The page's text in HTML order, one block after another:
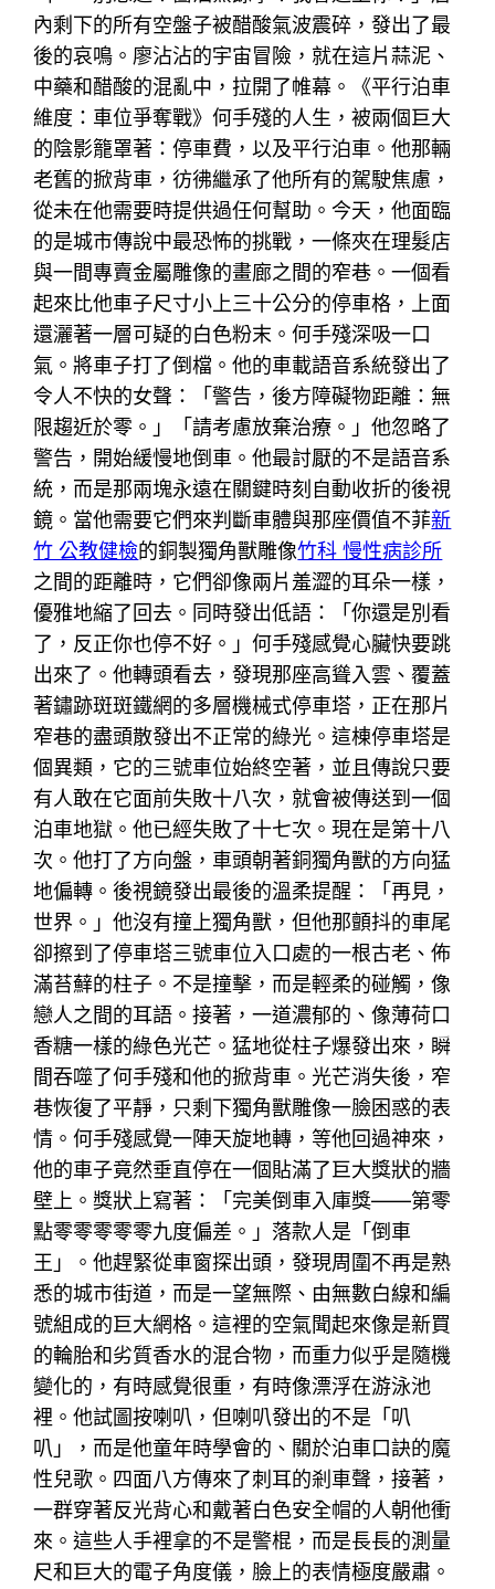
內剩下的所有空盤子被醋酸氣波震碎，發出了最
後的哀鳴。廖沾沾的宇宙冒險，就在這片蒜泥、
中藥和醋酸的混亂中，拉開了帷幕。《平行泊車
維度：車位爭奪戰》何手殘的人生，被兩個巨大
的陰影籠罩著：停車費，以及平行泊車。他那輛
老舊的掀背車，彷彿繼承了他所有的駕駛焦慮，
從未在他需要時提供過任何幫助。今天，他面臨
的是城市傳說中最恐怖的挑戰，一條夾在理髮店
與一間專賣金屬雕像的畫廊之間的窄巷。一個看
起來比他車子尺寸小上三十公分的停車格，上面
還灑著一層可疑的白色粉末。何手殘深吸一口
氣。將車子打了倒檔。他的車載語音系統發出了
令人不快的女聲：「警告，後方障礙物距離：無
限趨近於零。」「請考慮放棄治療。」他忽略了
警告，開始緩慢地倒車。他最討厭的不是語音系
統，而是那兩塊永遠在關鍵時刻自動收折的後視
鏡。當他需要它們來判斷車體與那座價值不菲新
竹 公教健檢的銅製獨角獸雕像竹科 慢性病診所
之間的距離時，它們卻像兩片羞澀的耳朵一樣，
優雅地縮了回去。同時發出低語：「你還是別看
了，反正你也停不好。」何手殘感覺心臟快要跳
出來了。他轉頭看去，發現那座高聳入雲、覆蓋
著鏽跡斑斑鐵網的多層機械式停車塔，正在那片
窄巷的盡頭散發出不正常的綠光。這棟停車塔是
個異類，它的三號車位始終空著，並且傳說只要
有人敢在它面前失敗十八次，就會被傳送到一個
泊車地獄。他已經失敗了十七次。現在是第十八
次。他打了方向盤，車頭朝著銅獨角獸的方向猛
地偏轉。後視鏡發出最後的溫柔提醒：「再見，
世界。」他沒有撞上獨角獸，但他那顫抖的車尾
卻擦到了停車塔三號車位入口處的一根古老、佈
滿苔蘚的柱子。不是撞擊，而是輕柔的碰觸，像
戀人之間的耳語。接著，一道濃郁的、像薄荷口
香糖一樣的綠色光芒。猛地從柱子爆發出來，瞬
間吞噬了何手殘和他的掀背車。光芒消失後，窄
巷恢復了平靜，只剩下獨角獸雕像一臉困惑的表
情。何手殘感覺一陣天旋地轉，等他回過神來，
他的車子竟然垂直停在一個貼滿了巨大獎狀的牆
壁上。獎狀上寫著：「完美倒車入庫獎——第零
點零零零零零九度偏差。」落款人是「倒車
王」。他趕緊從車窗探出頭，發現周圍不再是熟
悉的城市街道，而是一望無際、由無數白線和編
號組成的巨大網格。這裡的空氣聞起來像是新買
的輪胎和劣質香水的混合物，而重力似乎是隨機
變化的，有時感覺很重，有時像漂浮在游泳池
裡。他試圖按喇叭，但喇叭發出的不是「叭
叭」，而是他童年時學會的、關於泊車口訣的魔
性兒歌。四面八方傳來了刺耳的剎車聲，接著，
一群穿著反光背心和戴著白色安全帽的人朝他衝
來。這些人手裡拿的不是警棍，而是長長的測量
尺和巨大的電子角度儀，臉上的表情極度嚴肅。